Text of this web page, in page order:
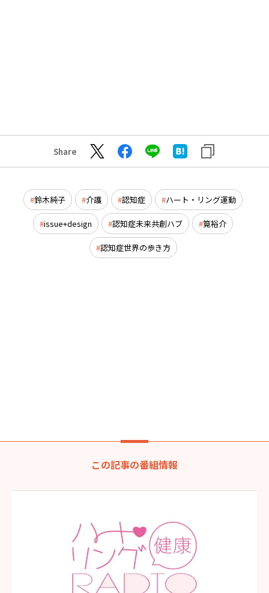
Share
鈴木純子 介護 認知症 ハート・リング運動
issue+design 認知症未来共創ハブ 筧裕介
認知症世界の歩き方
この記事の番組情報